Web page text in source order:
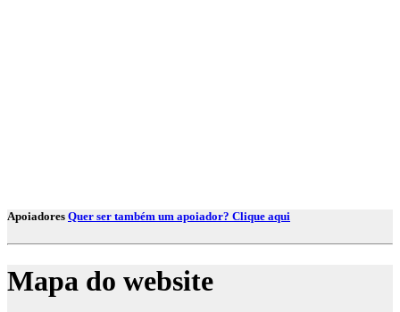
Apoiadores Quer ser também um apoiador? Clique aqui
Mapa do website